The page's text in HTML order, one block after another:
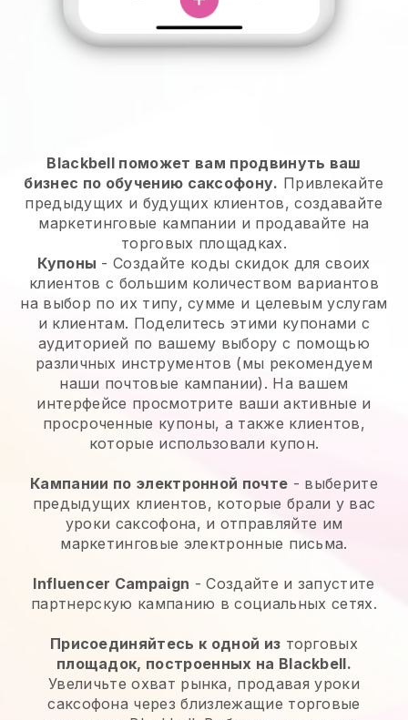
Blackbell поможет вам продвинуть ваш
бизнес по обучению саксофону. Привлекайте
предыдущих и будущих клиентов, создавайте
маркетинговые кампании и продавайте на
торговых площадках.
Купоны - Создайте коды скидок для своих
клиентов с большим количеством вариантов
на выбор по их типу, сумме и целевым услугам
и клиентам. Поделитесь этими купонами с
аудиторией по вашему выбору с помощью
различных инструментов (мы рекомендуем
наши почтовые кампании). На вашем
интерфейсе просмотрите ваши активные и
просроченные купоны, а также клиентов,
которые использовали купон.
Кампании по электронной почте - выберите
предыдущих клиентов, которые брали у вас
уроки саксофона, и отправляйте им
маркетинговые электронные письма.
Influencer Campaign - Создайте и запустите
партнерскую кампанию в социальных сетях.
Присоединяйтесь к одной из торговых
площадок, построенных на Blackbell.
Увеличьте охват рынка, продавая уроки
саксофона через близлежащие торговые